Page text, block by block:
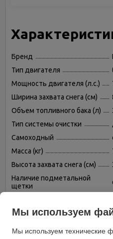
Бренд
Тип двигателя
Мощность двигателя (л.с.)
Ширина захвата снега (см)
Объем топливного бака (л)
Тип системы очистки
Самоходный
Масса (кг)
Высота захвата снега (см)
Наличие подметальной
щетки
Мы используем
Мы используем технические